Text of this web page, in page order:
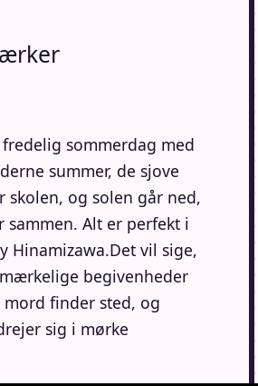
sommerdag med
summer, de sjove
skolen, og solen går ned,
sammen. Alt er perfekt i
Hinamizawa.Det vil sige,
begivenheder
finder sted, og
sig i mørke